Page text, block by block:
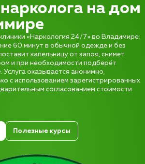
на дом
«Наркология 24/7» во Владимире:
60 минут в обычной одежде и без
капельницу от запоя, снимет
и при необходимости подберёт
Услуга оказывается анонимно,
с использованием зарегистрированных
согласованием стоимости
Полезные курсы